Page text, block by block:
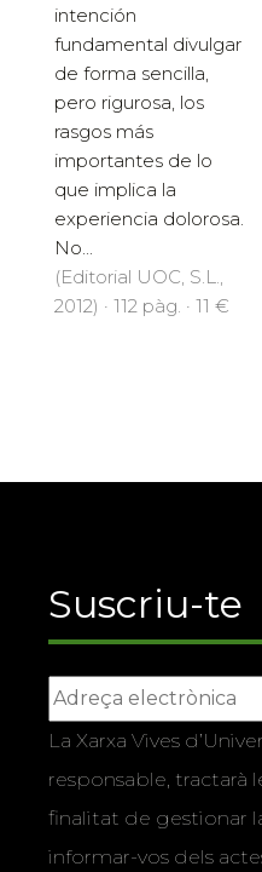
intención
fundamental divulgar
de forma sencilla,
pero rigurosa, los
rasgos más
importantes de lo
que implica la
experiencia dolorosa.
No...
(Editorial UOC, S.L.,
2012) · 112 pàg. · 11 €
Suscriu-te
La Xarxa Vives
responsable, tractarà
finalitat de gestionar
informar-vos dels